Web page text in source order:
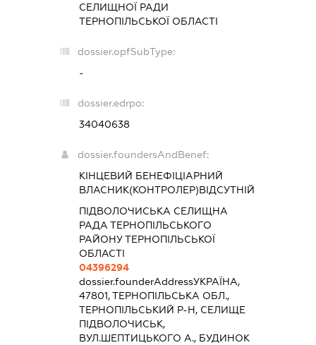
СЕЛИЩНОЇ РАДИ
ТЕРНОПІЛЬСЬКОЇ ОБЛАСТІ
dossier.opfSubType:
-
dossier.edrpo:
34040638
dossier.foundersAndBenef:
КІНЦЕВИЙ БЕНЕФІЦІАРНИЙ
ВЛАСНИК(КОНТРОЛЕР)ВІДСУТНІЙ
ПІДВОЛОЧИСЬКА СЕЛИЩНА
РАДА ТЕРНОПІЛЬСЬКОГО
РАЙОНУ ТЕРНОПІЛЬСЬКОЇ
ОБЛАСТІ
04396294
dossier.founderAddressУКРАЇНА,
47801, ТЕРНОПІЛЬСЬКА ОБЛ.,
ТЕРНОПІЛЬСЬКИЙ Р-Н, СЕЛИЩЕ
ПІДВОЛОЧИСЬК,
ВУЛ.ШЕПТИЦЬКОГО А., БУДИНОК